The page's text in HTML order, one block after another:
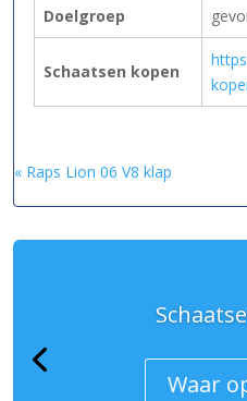
Doelgroep
Schaatsen kopen
« Raps Lion 06 V8 klap
Waar